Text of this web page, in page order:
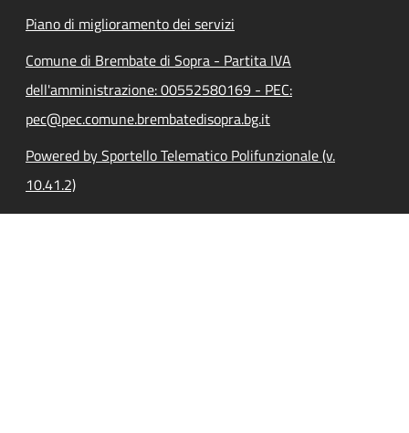
Piano di miglioramento dei servizi
Comune di Brembate di Sopra - Partita IVA
dell'amministrazione: 00552580169 - PEC:
pec@pec.comune.brembatedisopra.bg.it
Powered by Sportello Telematico Polifunzionale (v.
10.41.2)